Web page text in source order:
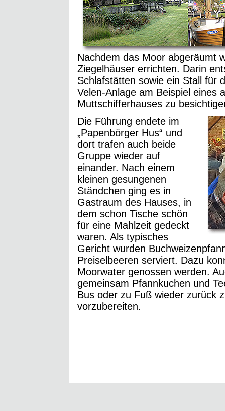
Nachdem das Moor abgeräumt
Ziegelhäuser errichten. Darin
Schlafstätten sowie ein Stall für
Velen-Anlage am Beispiel eines
Muttschifferhauses zu
Die Führung endete im
„Papenbörger Hus“ und
dort trafen auch beide
Gruppe wieder auf
einander. Nach einem
kleinen gesungenen
Ständchen ging es in
Gastraum des Hauses, in
dem schon Tische schön
für eine Mahlzeit gedeckt
waren. Als typisches
Gericht wurden
Preiselbeeren serviert. Dazu
Moorwater genossen werden.
gemeinsam Pfannkuchen und
Bus oder zu Fuß wieder zurück
vorzubereiten.